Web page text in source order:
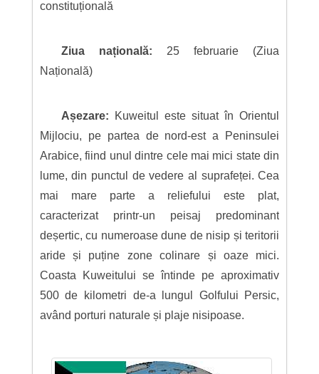
constituțională
Ziua națională: 25 februarie (Ziua
Națională)
Așezare:
Kuweitul este situat în Orientul
Mijlociu, pe partea de nord-est a Peninsulei
Arabice, fiind unul dintre cele mai mici state din
lume, din punctul de vedere al suprafeței. Cea
mai mare parte a reliefului este plat,
caracterizat printr-un peisaj predominant
deșertic, cu numeroase dune de nisip și teritorii
aride și puține zone colinare și oaze mici.
Coasta Kuweitului se întinde pe aproximativ
500 de kilometri de-a lungul Golfului Persic,
având porturi naturale și plaje nisipoase.